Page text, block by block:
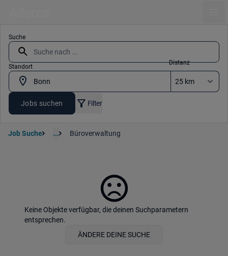
Suche
Standort
Distanz
Jobs suchen Filter
Job Suche ... Büroverwaltung
Keine Objekte verfügbar, die deinen Suchparametern
entsprechen.
ÄNDERE DEINE SUCHE